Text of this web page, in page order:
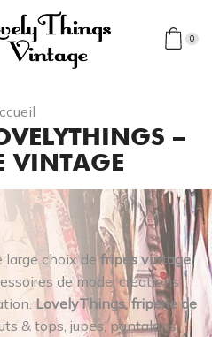
0
–
VINTAGE
large choix defripes vintage,
de mode, créations
LovelyThings, friperie de
& tops, jupes, pantalons,